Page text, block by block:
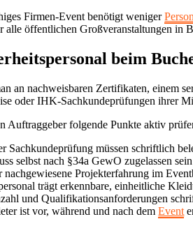
Firmen-Event benötigt weniger
öffentlichen Großveranstaltungen
beim
an nachweisbaren Zertifikaten, einem
oder IHK-Sachkundeprüfungen ihrer
Auftraggeber folgende Punkte aktiv
Sachkundeprüfung müssen schriftlich
selbst nach §34a GewO zugelassen sein
nachgewiesene Projekterfahrung im
trägt erkennbare, einheitliche
und Qualifikationsanforderungen
ist vor, während und nach demEvent